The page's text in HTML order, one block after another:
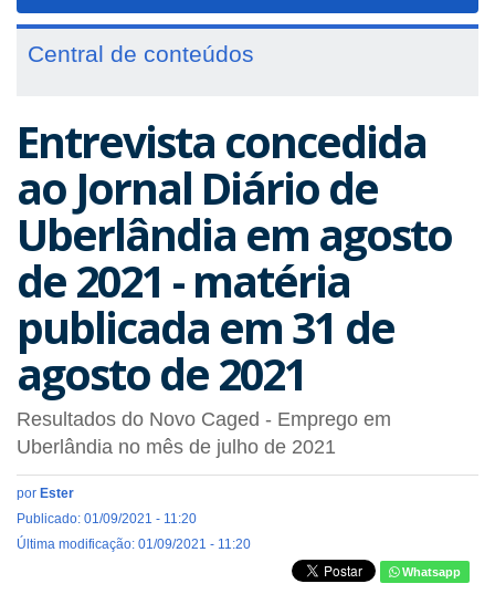
Central de conteúdos
Entrevista concedida
ao Jornal Diário de
Uberlândia em agosto
de 2021 - matéria
publicada em 31 de
agosto de 2021
Resultados do Novo Caged - Emprego em
Uberlândia no mês de julho de 2021
por Ester
Publicado: 01/09/2021 - 11:20
Última modificação: 01/09/2021 - 11:20
Whatsapp